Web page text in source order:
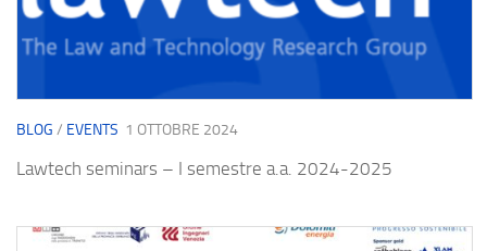
BLOG / EVENTS 1 OTTOBRE 2024
Lawtech seminars – I semestre a.a. 2024-2025